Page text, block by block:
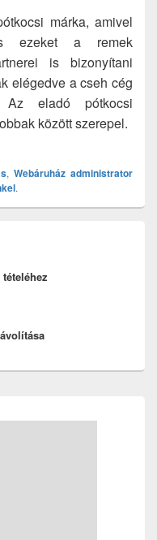
márka, amivel
ezeket a remek
is bizonyítani
elégedve a cseh cég
Az eladó pótkocsi
között szerepel.
, Webáruház administrator
.